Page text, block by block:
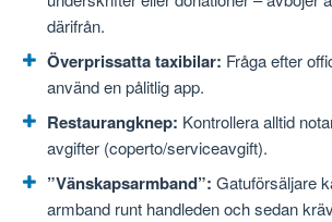
därifrån.
Överprissatta taxibilar: Fråga efter
använd en pålitlig app.
Restaurangknep: Kontrollera alltid
avgifter (coperto/serviceavgift).
”Vänskapsarmband”: Gatuförsäljare
armband runt handleden och sedan